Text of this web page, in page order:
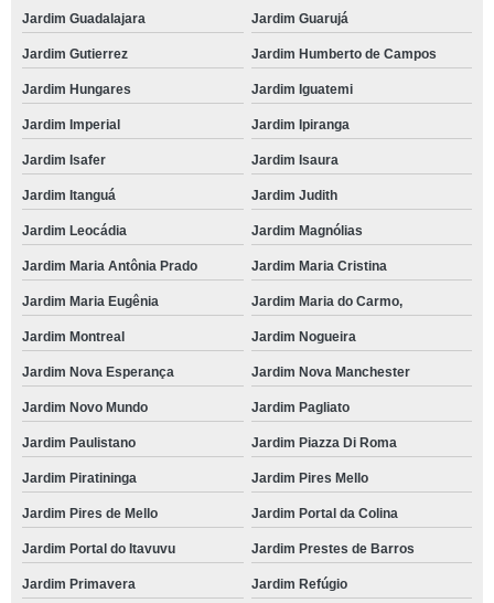
Jardim Guadalajara Jardim Guarujá
Jardim Gutierrez Jardim Humberto de Campos
Jardim Hungares Jardim Iguatemi
Jardim Imperial Jardim Ipiranga
Jardim Isafer Jardim Isaura
Jardim Itanguá Jardim Judith
Jardim Leocádia Jardim Magnólias
Jardim Maria Antônia Prado Jardim Maria Cristina
Jardim Maria Eugênia Jardim Maria do Carmo,
Jardim Montreal Jardim Nogueira
Jardim Nova Esperança Jardim Nova Manchester
Jardim Novo Mundo Jardim Pagliato
Jardim Paulistano Jardim Piazza Di Roma
Jardim Piratininga Jardim Pires Mello
Jardim Pires de Mello Jardim Portal da Colina
Jardim Portal do Itavuvu Jardim Prestes de Barros
Jardim Primavera Jardim Refúgio